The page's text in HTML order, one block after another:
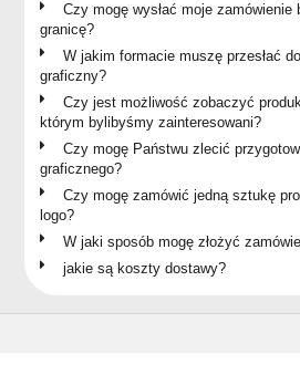
Czy mogę wysłać moje zamówienie
granicę?
W jakim formacie muszę przesłać
graficzny?
Czy jest możliwość zobaczyć
którym bylibyśmy zainteresowani?
Czy mogę Państwu zlecić
graficznego?
Czy mogę zamówić jedną sztukę
logo?
W jaki sposób mogę złożyć
jakie są koszty dostawy?